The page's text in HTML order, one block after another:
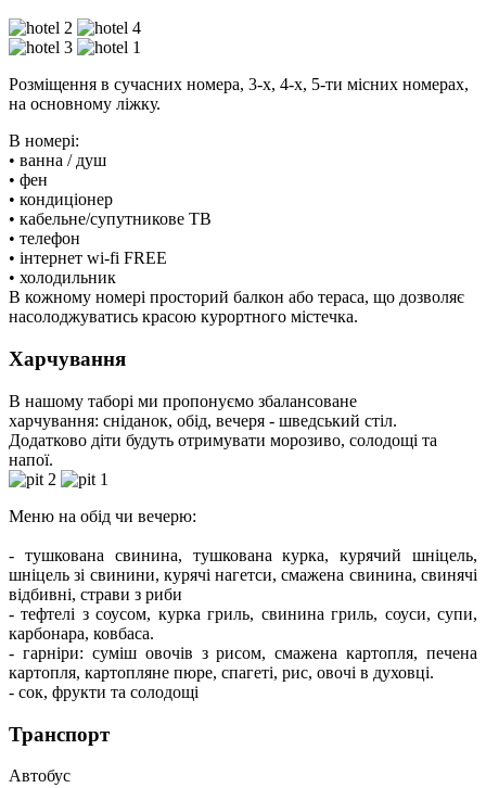
Розміщення в сучасних номера, 3-х, 4-х, 5-ти місних номерах,
на основному ліжку.
В номері:
• ванна / душ
• фен
• кондиціонер
• кабельне/супутникове ТВ
• телефон
• інтернет wi-fi FREE
• холодильник
В кожному номері просторий балкон або тераса, що дозволяє
насолоджуватись красою курортного містечка.
Харчування
В нашому таборі ми пропонуємо збалансоване
харчування: сніданок, обід, вечеря - шведський стіл.
Додатково діти будуть отримувати морозиво, солодощі та
напої.
Меню на обід чи вечерю:
- тушкована свинина, тушкована курка, курячий шніцель,
шніцель зі свинини, курячі нагетси, смажена свинина, свинячі
відбивні, страви з риби
- тефтелі з соусом, курка гриль, свинина гриль, соуси, супи,
карбонара, ковбаса.
- гарніри: суміш овочів з рисом, смажена картопля, печена
картопля, картопляне пюре, спагеті, рис, овочі в духовці.
- сок, фрукти та солодощі
Транспорт
Автобус